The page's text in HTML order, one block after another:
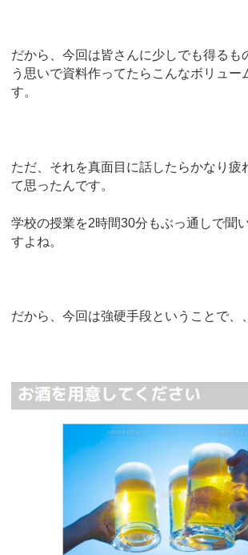
だから、今回は皆さんに少しでも得るも
う思いで資料作ってたらこんなボリュー
す。
ただ、それを真面目に話したらかなり疲
て思ったんです。
学校の授業を2時間30分もぶっ通しで聞
すよね。
だから、今回は強硬手段ということで、